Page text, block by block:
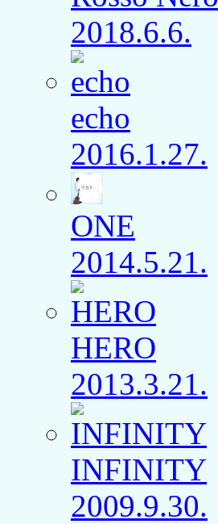
2018.6.6.
echo
2016.1.27.
ONE
2014.5.21.
HERO
2013.3.21.
INFINITY
2009.9.30.